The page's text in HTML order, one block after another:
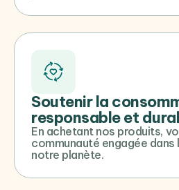
Soutenir la
responsable et
En achetant nos produits,
communauté engagée
notre planète.